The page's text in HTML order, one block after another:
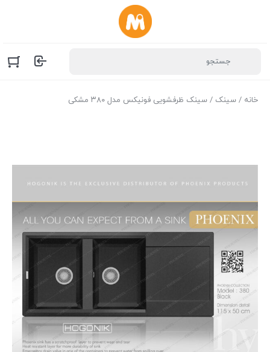
خانه / سینک / سینک ظرفشویی فونیکس مدل ۳۸۰ مشکی